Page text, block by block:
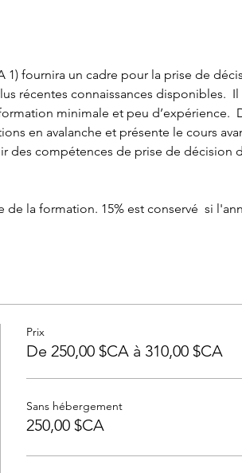
1) fournira un cadre pour la prise de
récentes connaissances disponibles.
minimale et peu d’expérience.
en avalanche et présente le cours
des compétences de prise de décision
la formation. 15% est conservé  si
Prix
De 250,00 $CA à 310,00 $CA
Sans hébergement
250,00 $CA